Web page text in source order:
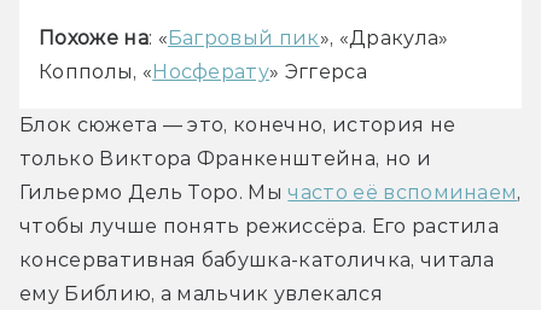
Похоже на: «Багровый пик», «Дракула»
Копполы, «Носферату» Эггерса
Блок сюжета — это, конечно, история не
только Виктора Франкенштейна, но и
Гильермо Дель Торо. Мы часто её вспоминаем,
чтобы лучше понять режиссёра. Его растила
консервативная бабушка-католичка, читала
ему Библию, а мальчик увлекался